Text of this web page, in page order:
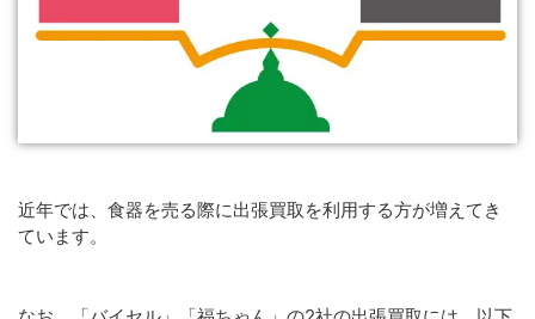
近年では、食器を売る際に出張買取を利用する方が増えてき
ています。